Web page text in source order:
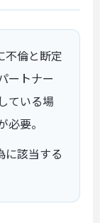
不倫と断定
ートナー
ている場
要。
に該当する